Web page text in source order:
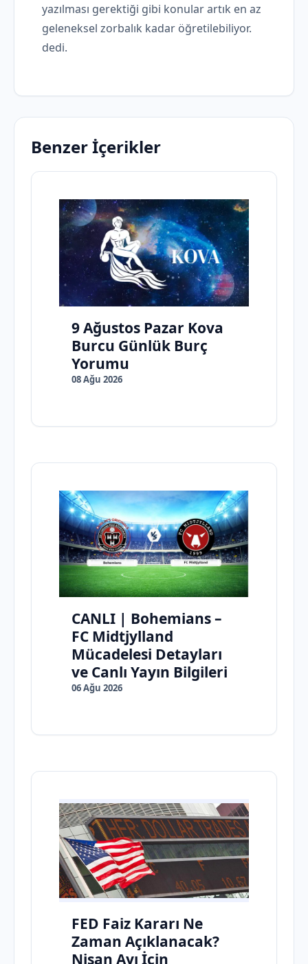
yazılması gerektiği gibi konular artık en az
geleneksel zorbalık kadar öğretilebiliyor.
dedi.
Benzer İçerikler
9 Ağustos Pazar Kova
Burcu Günlük Burç
Yorumu
08 Ağu 2026
CANLI | Bohemians –
FC Midtjylland
Mücadelesi Detayları
ve Canlı Yayın Bilgileri
06 Ağu 2026
FED Faiz Kararı Ne
Zaman Açıklanacak?
Nisan Ayı İçin